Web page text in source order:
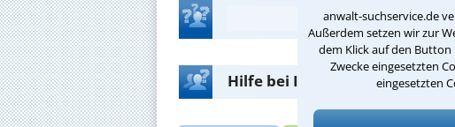
anwalt-suchservice.de
Außerdem setzen wir zur
dem Klick auf den
Zwecke eingesetzten
eingesetzten
Hilfe bei Ihrer Anwaltsuche?